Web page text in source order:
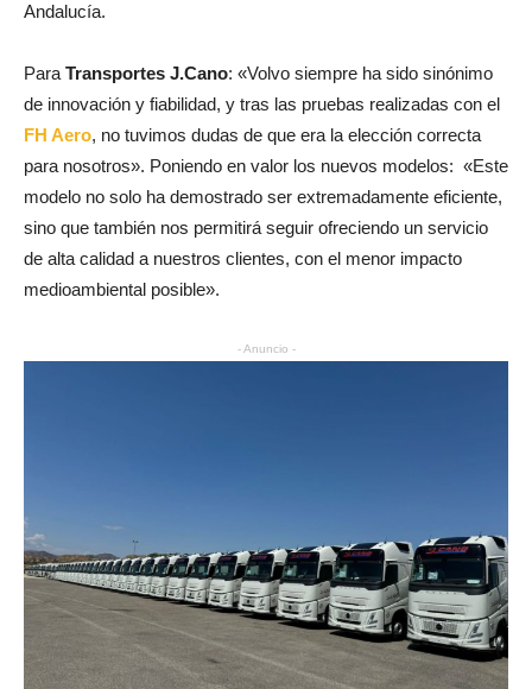
Andalucía.
Para Transportes J.Cano: «Volvo siempre ha sido sinónimo
de innovación y fiabilidad, y tras las pruebas realizadas con el
FH Aero, no tuvimos dudas de que era la elección correcta
para nosotros». Poniendo en valor los nuevos modelos: «Este
modelo no solo ha demostrado ser extremadamente eficiente,
sino que también nos permitirá seguir ofreciendo un servicio
de alta calidad a nuestros clientes, con el menor impacto
medioambiental posible».
- Anuncio -